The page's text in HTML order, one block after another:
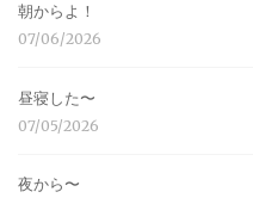
朝からよ！
07/06/2026
昼寝した〜
07/05/2026
夜から〜